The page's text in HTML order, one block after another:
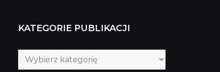
KATEGORIE PUBLIKACJI
Kategorie
publikacji